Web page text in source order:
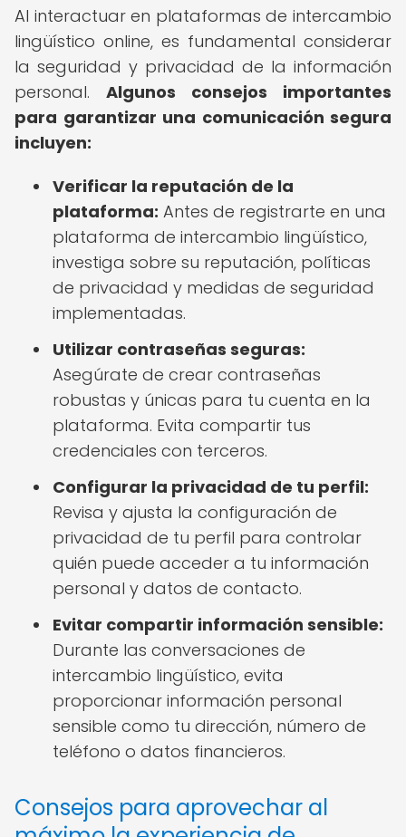
Al interactuar en plataformas de intercambio
lingüístico online, es fundamental considerar
la seguridad y privacidad de la información
personal. Algunos consejos importantes
para garantizar una comunicación segura
incluyen:
Verificar la reputación de la
plataforma: Antes de registrarte en una
plataforma de intercambio lingüístico,
investiga sobre su reputación, políticas
de privacidad y medidas de seguridad
implementadas.
Utilizar contraseñas seguras:
Asegúrate de crear contraseñas
robustas y únicas para tu cuenta en la
plataforma. Evita compartir tus
credenciales con terceros.
Configurar la privacidad de tu perfil:
Revisa y ajusta la configuración de
privacidad de tu perfil para controlar
quién puede acceder a tu información
personal y datos de contacto.
Evitar compartir información sensible:
Durante las conversaciones de
intercambio lingüístico, evita
proporcionar información personal
sensible como tu dirección, número de
teléfono o datos financieros.
Consejos para aprovechar al